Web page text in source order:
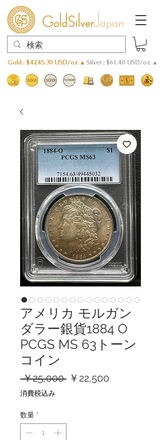
Gold : $4245.30 USD/oz ▲ Silver : $61.40 USD/oz ▲
アメリカ モルガン
ダラー銀貨1884 O
PCGS MS 63トーン
コイン
￥25,000 通￥22,500
消費税込み
数量 *